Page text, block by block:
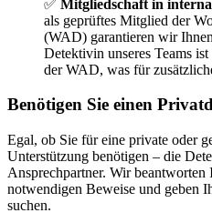
✅ Mitgliedschaft in
als geprüftes Mitglied der
(WAD) garantieren wir
Detektivin unseres Teams
der WAD, was für
Benötigen Sie einen
Egal, ob Sie für eine private oder
Unterstützung benötigen – die
Ansprechpartner. Wir beantworten
notwendigen Beweise und geben
suchen.